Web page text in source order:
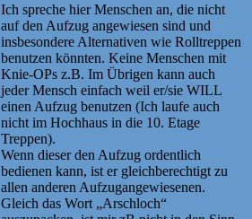
Ich spreche hier Menschen an, die nicht
auf den Aufzug angewiesen sind und
insbesondere Alternativen wie Rolltreppen
benutzen könnten. Keine Menschen mit
Knie-OPs z.B. Im Übrigen kann auch
jeder Mensch einfach weil er/sie WILL
einen Aufzug benutzen (Ich laufe auch
nicht im Hochhaus in die 10. Etage
Treppen).
Wenn dieser den Aufzug ordentlich
bedienen kann, ist er gleichberechtigt zu
allen anderen Aufzugangewiesenen.
Gleich das Wort „Arschloch“